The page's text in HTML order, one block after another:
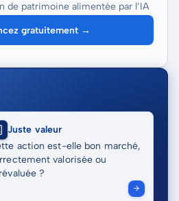
de patrimoine alimentée par l’IA
gratuitement →
Juste valeur
action est-elle bon marché,
valorisée ou
?